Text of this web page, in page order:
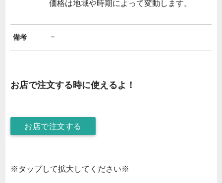
価格は地域や時期によって変動します。
備考 –
お店で注文する時に使えるよ！
お店で注文する
※タップして拡大してください※